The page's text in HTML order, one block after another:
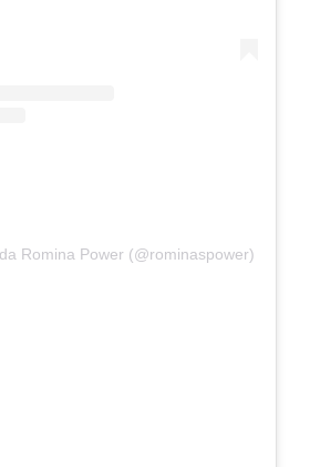
Romina Power (@rominaspower)